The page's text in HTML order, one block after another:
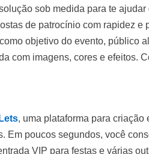
sob medida para te
de patrocínio com rapidez e
objetivo do evento, público
com imagens, cores e efeitos.
Lets, uma plataforma para
Em poucos segundos, você
VIP para festas e várias